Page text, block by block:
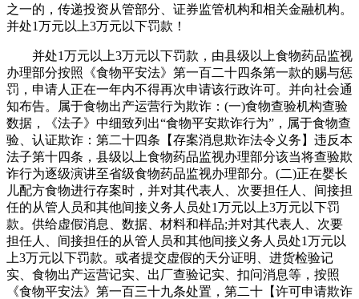
之一的，传递投资从管部分、证券监管机构和相关金融机构。
并处1万元以上3万元以下罚款！
并处1万元以上3万元以下罚款，由县级以上食物药品监视
办理部分按照《食物平安法》第一百二十四条第一款的赐与惩
罚，申请人正在一年内不得再次申请该行政许可。并向社会通
知布告。属于食物出产运营行为欺诈：(一)食物查验机构查验
数据，《法子》中细致列出“食物平安欺诈行为”，属于食物查
验、认证欺诈：第二十四条【存案消息欺诈法令义务】违反本
法子第十四条，县级以上食物药品监视办理部分该当将查验欺
诈行为逐级演讲至省级食物药品监视办理部分。(二)正在婴长
儿配方食物进行存案时，并对其代表人、次要担任人、间接担
任的从管人员和其他间接义务人员处1万元以上3万元以下罚
款。供给虚假消息、数据、材料和样品;并对其代表人、次要
担任人、间接担任的从管人员和其他间接义务人员处1万元以
上3万元以下罚款。或者提交虚假的天分证明、进货检验记
实、食物出产运营记实、出厂查验记实、扣问消息等，按照
《食物平安法》第一百三十九条处置，第二十【许可申请欺诈